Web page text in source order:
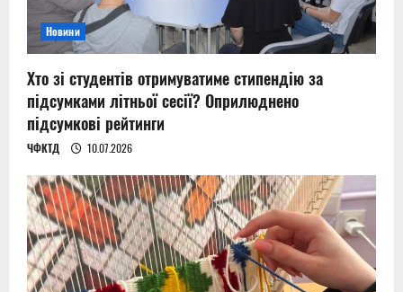
Новини
Хто зі студентів отримуватиме стипендію за
підсумками літньої сесії? Оприлюднено
підсумкові рейтинги
ЧФКТД 10.07.2026